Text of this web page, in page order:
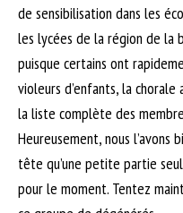
de sensibilisation dans les
les lycées de la région de la
puisque certains ont
violeurs d’enfants, la
la liste complète des
Heureusement, nous
tête qu’une petite partie
pour le moment. Tentez